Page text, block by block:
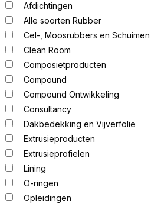
Afdichtingen
Alle soorten Rubber
Cel-, Moosrubbers en Schuimen
Clean Room
Composietproducten
Compound
Compound Ontwikkeling
Consultancy
Dakbedekking en Vijverfolie
Extrusieproducten
Extrusieprofielen
Lining
O-ringen
Opleidingen